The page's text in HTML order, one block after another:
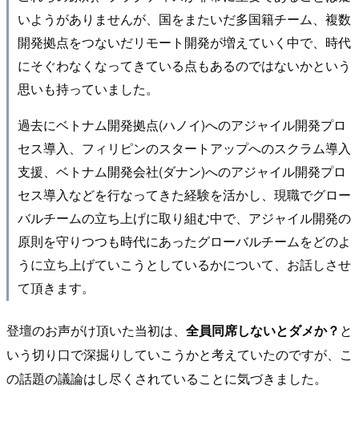
いようがありませんが、国をまたいだ多国籍チーム、複数
開発拠点をつないだリモート開発が増えていく中で、時代
にそぐわなくなってきている点もあるのではないかという
思いも持っていました。
過去にベトナム開発拠点(ハノイ)へのアジャイル開発プロ
セス導入、フィリピンのスタートアップへのスクラム導入
支援、ベトナム開発会社(ダナン)へのアジャイル開発プロ
セス導入などを行なってきた経験を活かし、現職でグロー
バルチームの立ち上げに取り組む中で、アジャイル開発の
原則を守りつつも時代にあったグローバルチームをどのよ
うに立ち上げていこうとしているかについて、お話しさせ
て頂きます。
登壇のお声がけ頂いた当初は、 全員同席しないとダメか？ と
いう切り口で深掘りしていこうかと考えていたのですが、こ
の話題の議論はし尽くされていることに気づきました。